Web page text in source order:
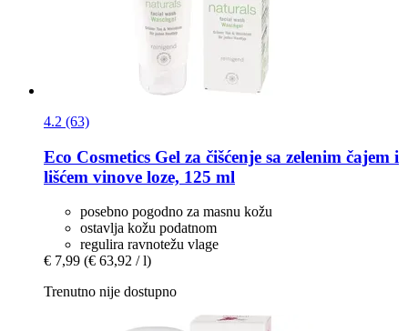
4.2 (63)
Eco Cosmetics Gel za čišćenje sa zelenim čajem i
lišćem vinove loze, 125 ml
posebno pogodno za masnu kožu
ostavlja kožu podatnom
regulira ravnotežu vlage
€ 7,99 (€ 63,92 / l)
Trenutno nije dostupno